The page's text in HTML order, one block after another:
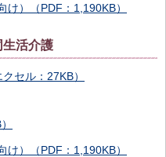
け）（PDF：1,190KB）
生活介護
セル：27KB）
け）（PDF：1,190KB）